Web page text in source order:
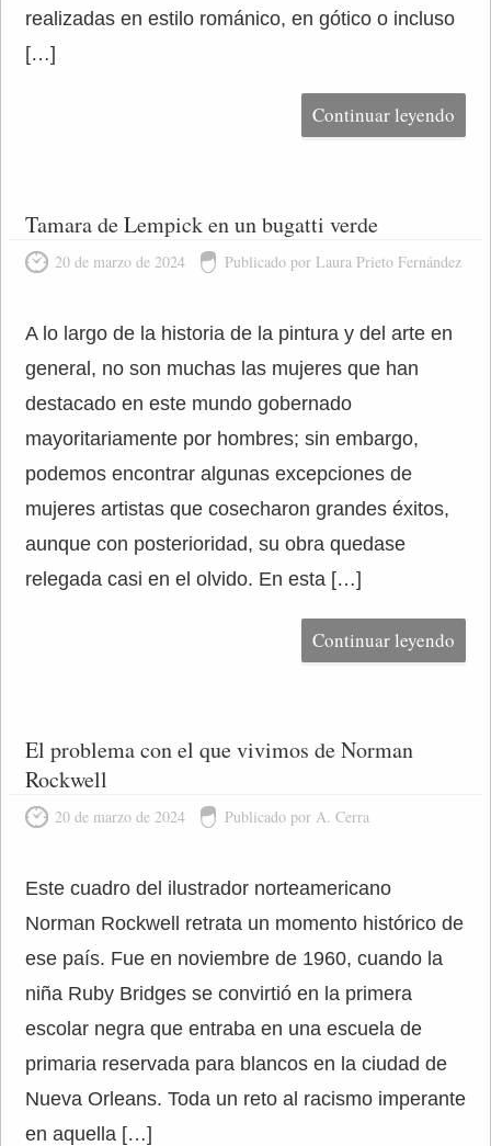
realizadas en estilo románico, en gótico o incluso
[…]
Continuar leyendo
Tamara de Lempick en un bugatti verde
20 de marzo de 2024 Publicado por Laura Prieto Fernández
A lo largo de la historia de la pintura y del arte en
general, no son muchas las mujeres que han
destacado en este mundo gobernado
mayoritariamente por hombres; sin embargo,
podemos encontrar algunas excepciones de
mujeres artistas que cosecharon grandes éxitos,
aunque con posterioridad, su obra quedase
relegada casi en el olvido. En esta […]
Continuar leyendo
El problema con el que vivimos de Norman
Rockwell
20 de marzo de 2024 Publicado por A. Cerra
Este cuadro del ilustrador norteamericano
Norman Rockwell retrata un momento histórico de
ese país. Fue en noviembre de 1960, cuando la
niña Ruby Bridges se convirtió en la primera
escolar negra que entraba en una escuela de
primaria reservada para blancos en la ciudad de
Nueva Orleans. Toda un reto al racismo imperante
en aquella […]